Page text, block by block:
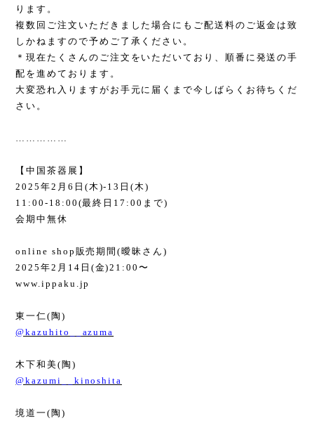
ります。
複数回ご注文いただきました場合にもご配送料のご返金は致
しかねますので予めご了承ください。
＊現在たくさんのご注文をいただいており、順番に発送の手
配を進めております。
大変恐れ入りますがお手元に届くまで今しばらくお待ちくだ
さい。
……………
【中国茶器展】
2025年2 月 6 日 (木 )-13 日(木 )
11:00-18:00(最終日 17:00 まで)
会期中無休
online shop 販売期間(曖昧さん )
2025年2 月 14 日 (金)21:00 〜
www.ippaku.jp
東一仁( 陶 )
@kazuhito__azuma
木下和美( 陶 )
@kazumi__kinoshita
境道一( 陶 )